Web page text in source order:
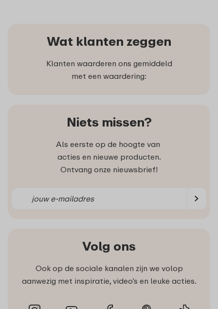
Wat klanten zeggen
Klanten waarderen ons gemiddeld
met een waardering:
Niets missen?
Als eerste op de hoogte van
acties en nieuwe producten.
Ontvang onze nieuwsbrief!
Volg ons
Ook op de sociale kanalen zijn we volop
aanwezig met inspiratie, video’s en leuke acties.